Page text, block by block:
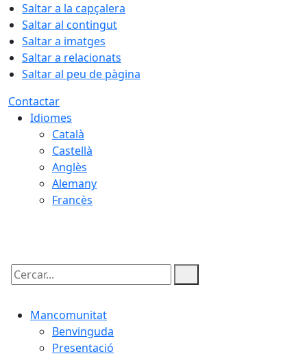
Saltar a la capçalera
Saltar al contingut
Saltar a imatges
Saltar a relacionats
Saltar al peu de pàgina
Contactar
Idiomes
Català
Castellà
Anglès
Alemany
Francès
Cercar:
Mancomunitat
Benvinguda
Presentació